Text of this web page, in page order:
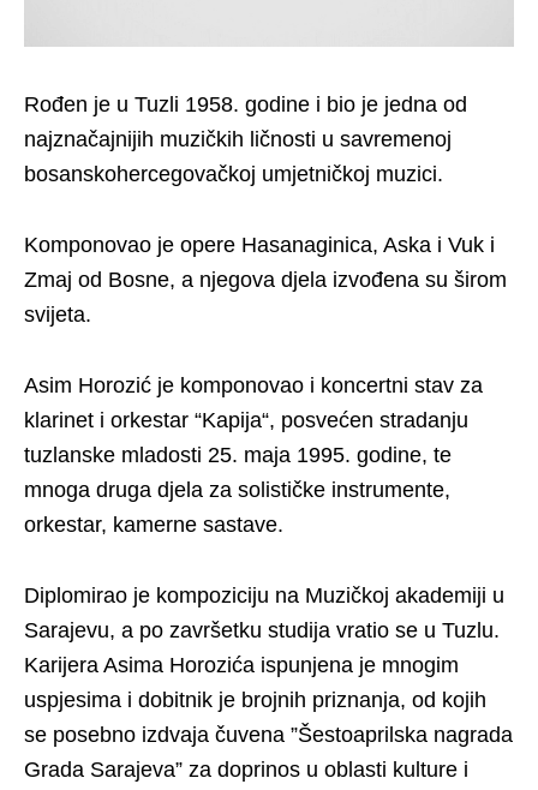
Rođen je u Tuzli 1958. godine i bio je jedna od
najznačajnijih muzičkih ličnosti u savremenoj
bosanskohercegovačkoj umjetničkoj muzici.
Komponovao je opere Hasanaginica, Aska i Vuk i
Zmaj od Bosne, a njegova djela izvođena su širom
svijeta.
Asim Horozić je komponovao i koncertni stav za
klarinet i orkestar “Kapija“, posvećen stradanju
tuzlanske mladosti 25. maja 1995. godine, te
mnoga druga djela za solističke instrumente,
orkestar, kamerne sastave.
Diplomirao je kompoziciju na Muzičkoj akademiji u
Sarajevu, a po završetku studija vratio se u Tuzlu.
Karijera Asima Horozića ispunjena je mnogim
uspjesima i dobitnik je brojnih priznanja, od kojih
se posebno izdvaja čuvena ”Šestoaprilska nagrada
Grada Sarajeva” za doprinos u oblasti kulture i